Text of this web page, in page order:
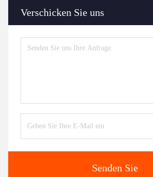
Verschicken Sie uns
Senden Sie